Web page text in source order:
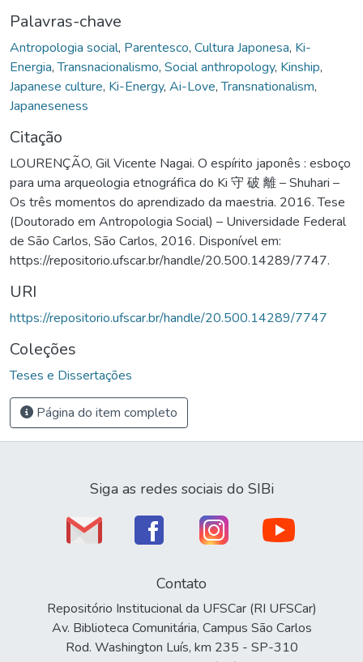
Palavras-chave
Antropologia social, Parentesco, Cultura Japonesa, Ki-
Energia,Transnacionalismo, Social anthropology, Kinship,
Japanese culture, Ki-Energy, Ai-Love,Transnationalism,
Japaneseness
Citação
LOURENÇÃO, Gil Vicente Nagai. O espírito japonês : esboço
para uma arqueologia etnográfica do Ki 守 破 離 – Shuhari –
Os três momentos do aprendizado da maestria. 2016. Tese
(Doutorado em Antropologia Social) – Universidade Federal
de São Carlos, São Carlos, 2016. Disponível em:
https://repositorio.ufscar.br/handle/20.500.14289/7747.
URI
https://repositorio.ufscar.br/handle/20.500.14289/7747
Coleções
Teses e Dissertações
Página do item completo
Siga as redes sociais do SIBi
Contato
Repositório Institucional da UFSCar (RI UFSCar)
Av. Biblioteca Comunitária, Campus São Carlos
Rod. Washington Luís, km 235 - SP-310